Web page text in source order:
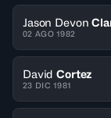
Jason Devon
02 AGO 1982
David Cortez
23 DIC 1981